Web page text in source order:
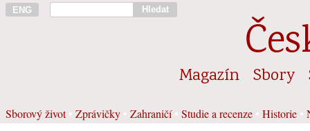
ENG Hledat
Magazín Sbory
Sborový život• Zprávičky Zahraničí• Studie a recenze Historie